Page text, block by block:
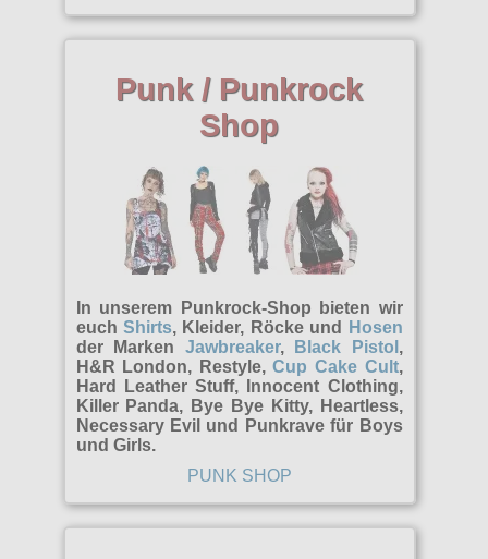
Taschen
Verschiedenes
Pentagramme
Phaze
Poizen Industries
Queen of Darkness
Relco
Restyle
Rockabella
Sinister
Spin Doctor
Vixxsin
Outdoorbekleidung
Poloshirts
T-Shirts
Gothic Shop
Hot Rod
Rockabilly
Mods
Punk / Punkrock
Shop
In unserem Punkrock-Shop bieten wir
euch Shirts, Kleider, Röcke und
Hosen
der Marken Jawbreaker, Black Pistol ,
H&R London, Restyle,Cup Cake Cult,
Hard Leather Stuff, Innocent Clothing,
Killer Panda, Bye Bye Kitty, Heartless,
Necessary Evil und Punkrave für Boys
und Girls.
PUNK SHOP